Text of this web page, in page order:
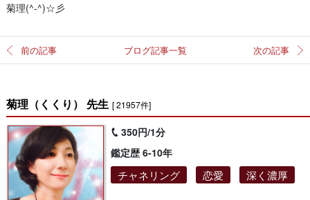
菊理(^-^)☆彡
前の記事 ブログ記事一覧 次の記事
菊理（くくり） 先生 [ 21957件]
350円/1分
鑑定歴 6-10年
チャネリング 恋愛 深く濃厚